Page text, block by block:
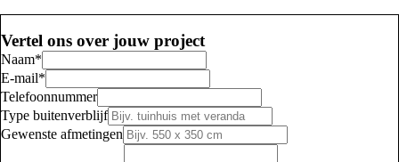
Vertel ons over jouw project
Naam*
E-mail*
Telefoonnummer
Type buitenverblijf
Gewenste afmetingen